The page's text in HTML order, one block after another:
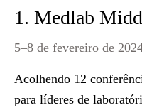
1. Medlab
5–8 de fevereiro de
Acolhendo 12
para líderes de